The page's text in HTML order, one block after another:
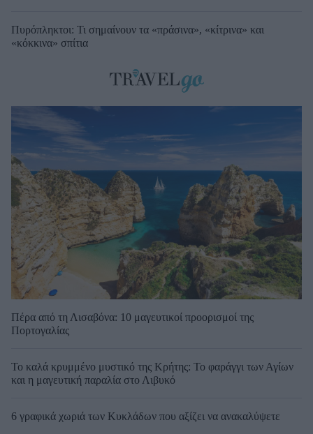
Πυρόπληκτοι: Τι σημαίνουν τα «πράσινα», «κίτρινα» και
«κόκκινα» σπίτια
Πέρα από τη Λισαβόνα: 10 μαγευτικοί προορισμοί της
Πορτογαλίας
Το καλά κρυμμένο μυστικό της Κρήτης: Το φαράγγι των Αγίων
και η μαγευτική παραλία στο Λιβυκό
6 γραφικά χωριά των Κυκλάδων που αξίζει να ανακαλύψετε